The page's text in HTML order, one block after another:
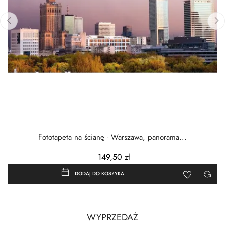
Fototapeta na ścianę - Warszawa, panorama...
149,50 zł
DODAJ DO KOSZYKA
‹ ›
WYPRZEDAŻ